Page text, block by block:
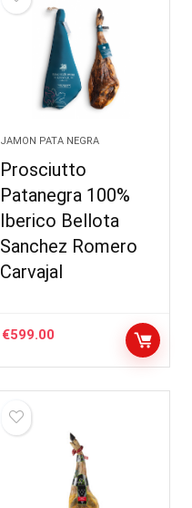
JAMON PATA NEGRA
Prosciutto
Patanegra 100%
Iberico Bellota
Sanchez Romero
Carvajal
€599.00